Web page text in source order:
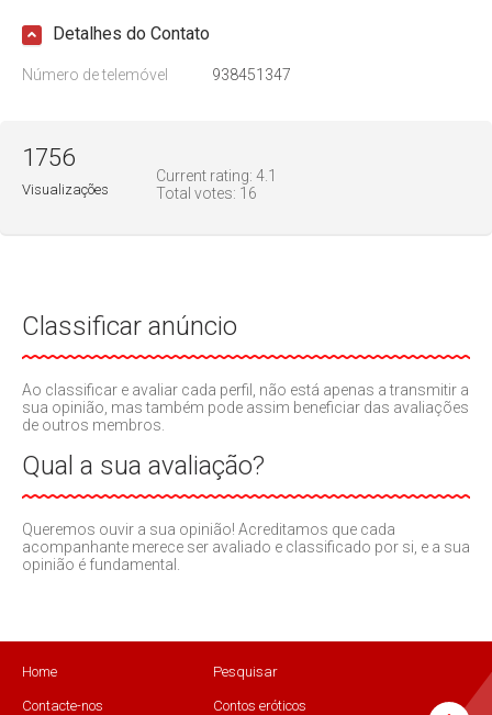
Detalhes do Contato
Número de telemóvel 938451347
Current rating: 4.1
Total votes: 16
1756
Visualizações
Classificar anúncio
Ao classificar e avaliar cada perfil, não está apenas a transmitir a
sua opinião, mas também pode assim beneficiar das avaliações
de outros membros.
Qual a sua avaliação?
Queremos ouvir a sua opinião! Acreditamos que cada
acompanhante merece ser avaliado e classificado por si, e a sua
opinião é fundamental.
Home Pesquisar
Contacte-nos Contos eróticos